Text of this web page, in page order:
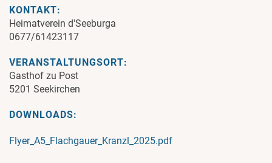
KONTAKT:
Heimatverein d'Seeburga
0677/61423117
VERANSTALTUNGSORT:
Gasthof zu Post
5201 Seekirchen
DOWNLOADS:
Flyer_A5_Flachgauer_Kranzl_2025.pdf